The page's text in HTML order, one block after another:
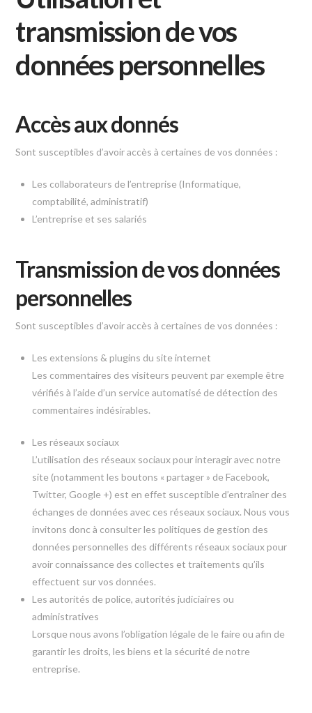
transmission de vos
données personnelles
Accès aux donnés
Sont susceptibles d’avoir accès à certaines de vos données :
Les collaborateurs de l’entreprise (Informatique,
comptabilité, administratif)
L’entreprise et ses salariés
Transmission de vos données
personnelles
Sont susceptibles d’avoir accès à certaines de vos données :
Les extensions & plugins du site internet
Les commentaires des visiteurs peuvent par exemple être
vérifiés à l’aide d’un service automatisé de détection des
commentaires indésirables.
Les réseaux sociaux
L’utilisation des réseaux sociaux pour interagir avec notre
site (notamment les boutons « partager » de Facebook,
Twitter, Google +) est en effet susceptible d’entraîner des
échanges de données avec ces réseaux sociaux. Nous vous
invitons donc à consulter les politiques de gestion des
données personnelles des différents réseaux sociaux pour
avoir connaissance des collectes et traitements qu’ils
effectuent sur vos données.
Les autorités de police, autorités judiciaires ou
administratives
Lorsque nous avons l’obligation légale de le faire ou afin de
garantir les droits, les biens et la sécurité de notre
entreprise.